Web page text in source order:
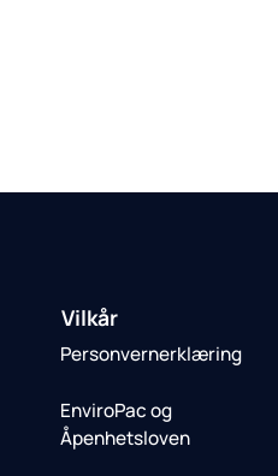
Vilkår
Personvernerklæring
EnviroPac og
Åpenhetsloven